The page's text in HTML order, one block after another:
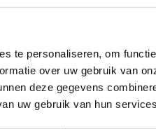
te personaliseren, om
over uw gebruik van
deze gegevens
uw gebruik van hun
Website